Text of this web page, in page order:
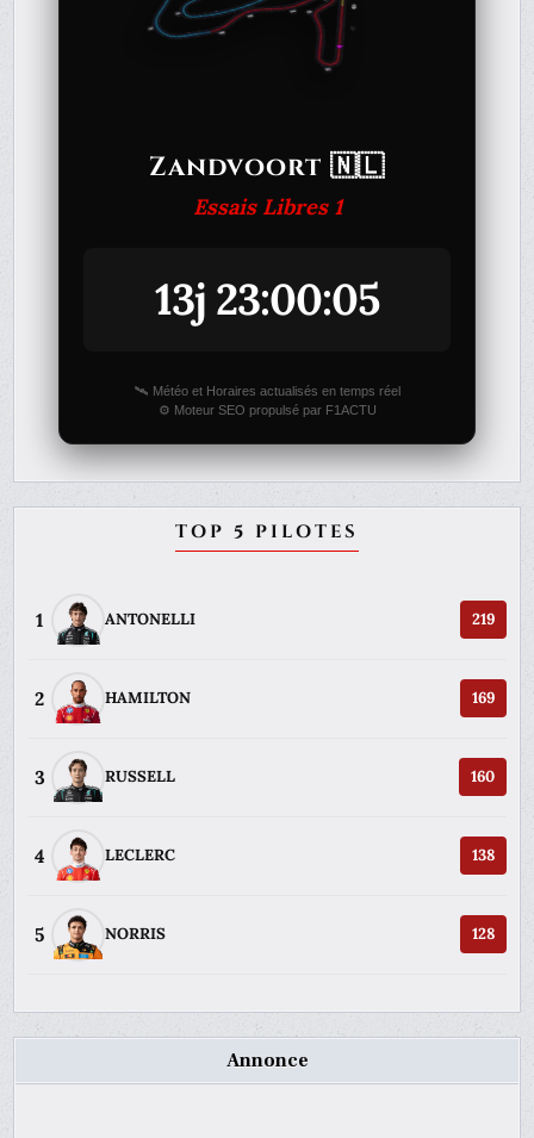
Zandvoort 🇳🇱
Essais Libres 1
13j 23:00:05
🛰️ Météo et Horaires actualisés en temps réel
⚙️ Moteur SEO propulsé par F1ACTU
TOP 5 PILOTES
1 ANTONELLI 219
2 HAMILTON 169
3 RUSSELL 160
4 LECLERC 138
5 NORRIS 128
Annonce